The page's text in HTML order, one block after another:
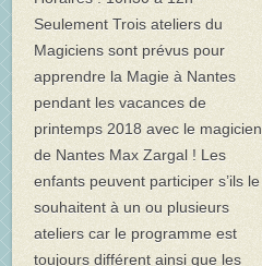
Seulement Trois ateliers du
Magiciens sont prévus pour
apprendre la Magie à Nantes
pendant les vacances de
printemps 2018 avec le magicien
de Nantes Max Zargal ! Les
enfants peuvent participer s’ils le
souhaitent à un ou plusieurs
ateliers car le programme est
toujours différent ainsi que les